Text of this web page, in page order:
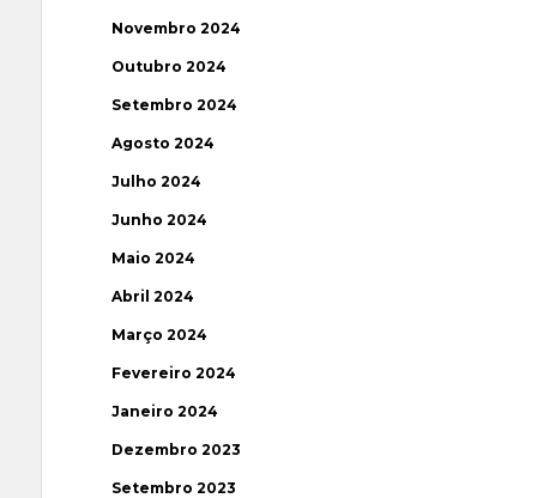
Novembro 2024
Outubro 2024
Setembro 2024
Agosto 2024
Julho 2024
Junho 2024
Maio 2024
Abril 2024
Março 2024
Fevereiro 2024
Janeiro 2024
Dezembro 2023
Setembro 2023